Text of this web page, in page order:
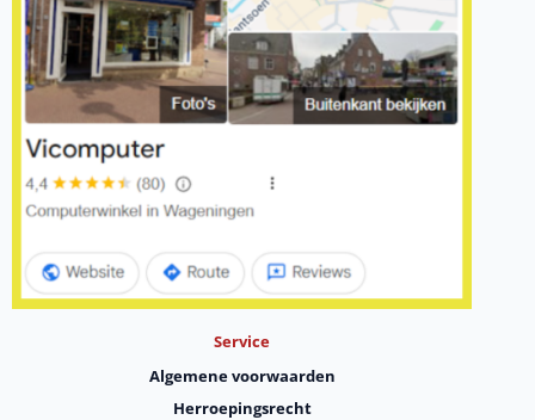
Service
Algemene voorwaarden
Herroepingsrecht